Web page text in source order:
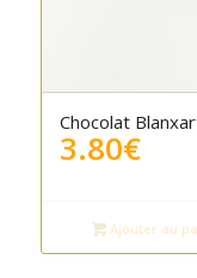
Chocolat
3.80€
Ajouter au